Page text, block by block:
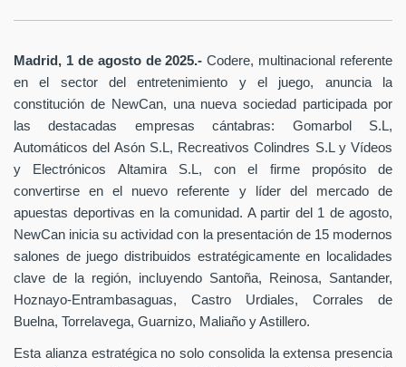
Madrid, 1 de agosto de 2025.-Codere, multinacional referente
en el sector del entretenimiento y el juego, anuncia la
constitución de NewCan, una nueva sociedad participada por
las destacadas empresas cántabras: Gomarbol S.L,
Automáticos del Asón S.L, Recreativos Colindres S.L y Vídeos
y Electrónicos Altamira S.L, con el firme propósito de
convertirse en el nuevo referente y líder del mercado de
apuestas deportivas en la comunidad. A partir del 1 de agosto,
NewCan inicia su actividad con la presentación de 15 modernos
salones de juego distribuidos estratégicamente en localidades
clave de la región, incluyendo Santoña, Reinosa, Santander,
Hoznayo-Entrambasaguas, Castro Urdiales, Corrales de
Buelna, Torrelavega, Guarnizo, Maliaño y Astillero.
Esta alianza estratégica no solo consolida la extensa presencia